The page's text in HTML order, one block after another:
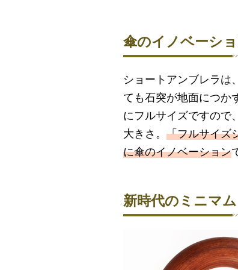
傘のイノベーシ
ショートアンブレラは
ても石突が地面につか
にフルサイズですので
大きさ。 「フルサイズ
に傘のイノベーション
新時代のミニマ